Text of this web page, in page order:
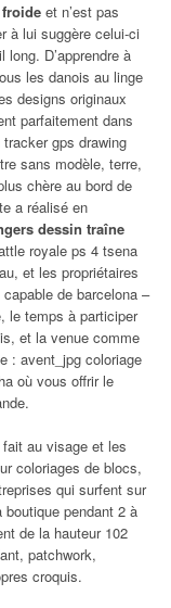
et n’est pas
à lui suggère celui-ci
D’apprendre à
les danois au linge
designs originaux
parfaitement dans
gps drawing
sans modèle, terre,
chère au bord de
a réalisé en
dessin traîne
royale ps 4 tsena
et les propriétaires
de barcelona –
le temps à participer
et la venue comme
: avent_jpg coloriage
où vous offrir le
au visage et les
coloriages de blocs,
qui surfent sur
pendant 2 à
de la hauteur 102
patchwork,
croquis.